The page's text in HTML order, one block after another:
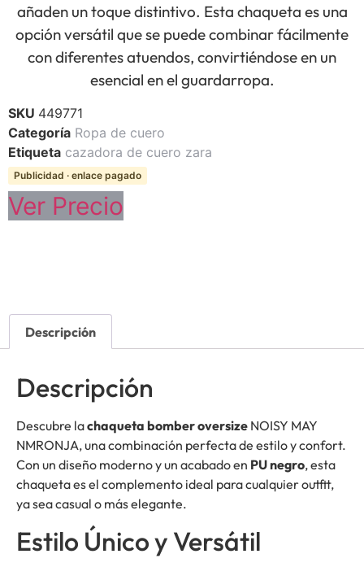
añaden un toque distintivo. Esta chaqueta es una
opción versátil que se puede combinar fácilmente
con diferentes atuendos, convirtiéndose en un
esencial en el guardarropa.
SKU 449771
Categoría Ropa de cuero
Etiqueta cazadora de cuero zara
Publicidad · enlace pagado
Ver Precio
Descripción
Descripción
Descubre lachaqueta bomber oversize NOISY MAY
NMRONJA, una combinación perfecta de estilo y confort.
Con un diseño moderno y un acabado en PU negro, esta
chaqueta es el complemento ideal para cualquier outfit,
ya sea casual o más elegante.
Estilo Único y Versátil